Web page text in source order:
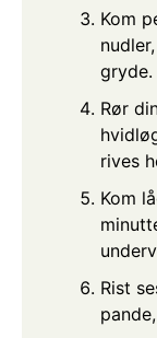
Kom
gryde.
Rør
rives
Kom
Rist